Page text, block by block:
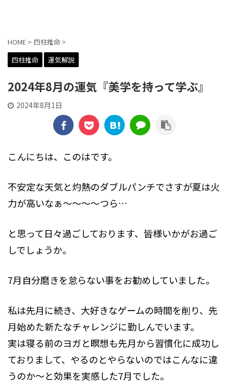
HOME > 四柱推命 >
四柱推命
運気解説
2024年8月の運気『美学を持って学ぶ』
2024年8月1日
こんにちは、このはです。
不安定な天気と灼熱のダブルパンチでさすが夏は火
力が高いなぁ～～～～つら…
と思って日々過ごしております、皆様いかがお過ご
しでしょうか。
7月自分磨きを怠らない事をお勧めしていました。
私は先月に続き、大好きなゲームの時間を削り、先
月始めた新たなチャレンジに勤しんでいます。
実は寝る前のヨガと瞑想も先月から習慣化に成功し
ておりまして、やるのとやらないのではこんなに違
うのか～と効果を実感した7月でした。